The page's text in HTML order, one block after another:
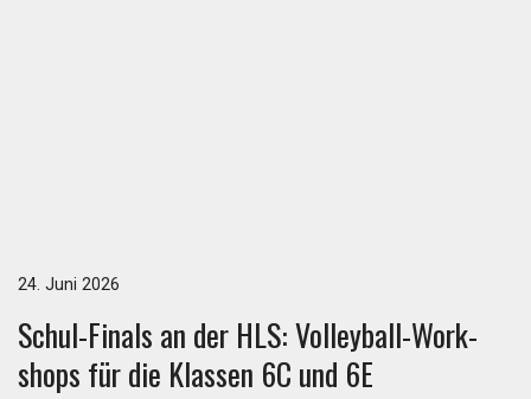
24. Juni 2026
Schul-Fi­nals an der HLS: Vol­ley­ball-Work­
shops für die Klas­sen 6C und 6E